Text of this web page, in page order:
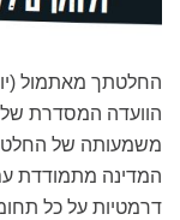
הוועדה המסדרת
משמעותה של
המדינה מתמודדת
דרמטיות על כל